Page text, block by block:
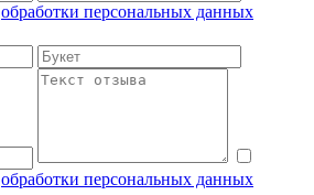
обработки персональных данных
обработки персональных данных